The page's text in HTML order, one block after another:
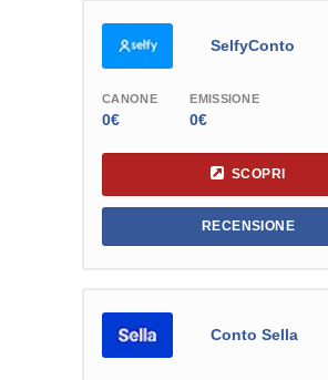
SelfyConto
CANONE
0€
EMISSIONE
0€
SCOPRI
RECENSIONE
Conto Sella